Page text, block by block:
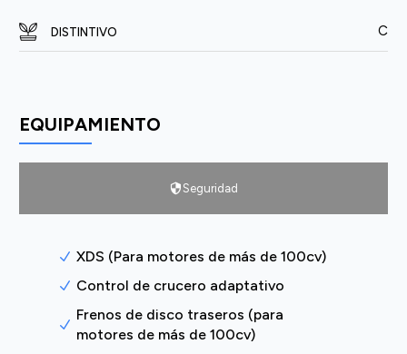
DISTINTIVO C
EQUIPAMIENTO
Seguridad
XDS (Para motores de más de 100cv)
Control de crucero adaptativo
Frenos de disco traseros (para
motores de más de 100cv)